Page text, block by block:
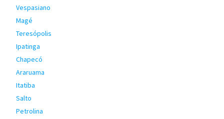
Vespasiano
Magé
Teresópolis
Ipatinga
Chapecó
Araruama
Itatiba
Salto
Petrolina